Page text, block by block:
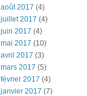
août 2017 (4)
juillet 2017 (4)
juin 2017 (4)
mai 2017 (10)
avril 2017 (3)
mars 2017 (5)
février 2017 (4)
janvier 2017 (7)